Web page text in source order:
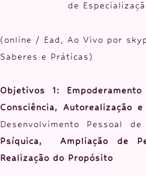
de
(online / Ead, Ao Vivo por
Saberes e Práticas)
Objetivos 1:
Consciência, Autorealização
Desenvolvimento Pessoal
Psíquica, Ampliação de
Realização do Propósito